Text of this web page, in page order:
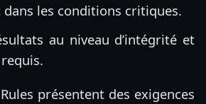
dans les conditions critiques.
au niveau d’intégrité et
requis.
présentent des exigences